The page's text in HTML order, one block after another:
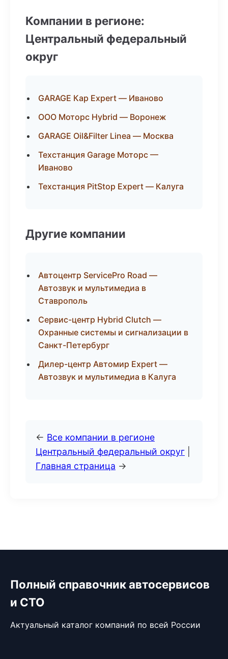
Компании в регионе:
Центральный федеральный
округ
GARAGE Кар Expert — Иваново
ООО Моторс Hybrid — Воронеж
GARAGE Oil&Filter Linea — Москва
Техстанция Garage Моторс —
Иваново
Техстанция PitStop Expert — Калуга
Другие компании
Автоцентр ServicePro Road —
Автозвук и мультимедиа в
Ставрополь
Сервис-центр Hybrid Clutch —
Охранные системы и сигнализации в
Санкт-Петербург
Дилер-центр Автомир Expert —
Автозвук и мультимедиа в Калуга
← Все компании в регионе
Центральный федеральный округ
Главная страница →
Полный справочник автосервисов
и СТО
Актуальный каталог компаний по всей России